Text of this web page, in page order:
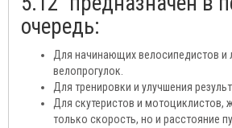
очередь:
Для начинающих велосипедистов и
велопрогулок.
Для тренировки и улучшения
Для скутеристов и мотоциклистов,
только скорость, но и расстояние